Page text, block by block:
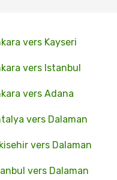
vers Kayseri
vers Istanbul
vers Adana
vers Dalaman
vers Dalaman
vers Dalaman